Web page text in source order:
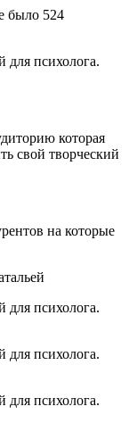
было 524
которая
свой творческий
на которые